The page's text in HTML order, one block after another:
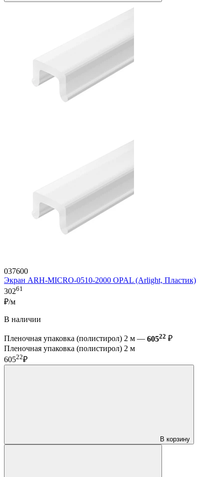
037600
Экран ARH-MICRO-0510-2000 OPAL (Arlight, Пластик)
30261
₽/м
В наличии
Пленочная упаковка (полистирол) 2 м — 60522 ₽
Пленочная упаковка (полистирол) 2 м
60522₽
В корзину